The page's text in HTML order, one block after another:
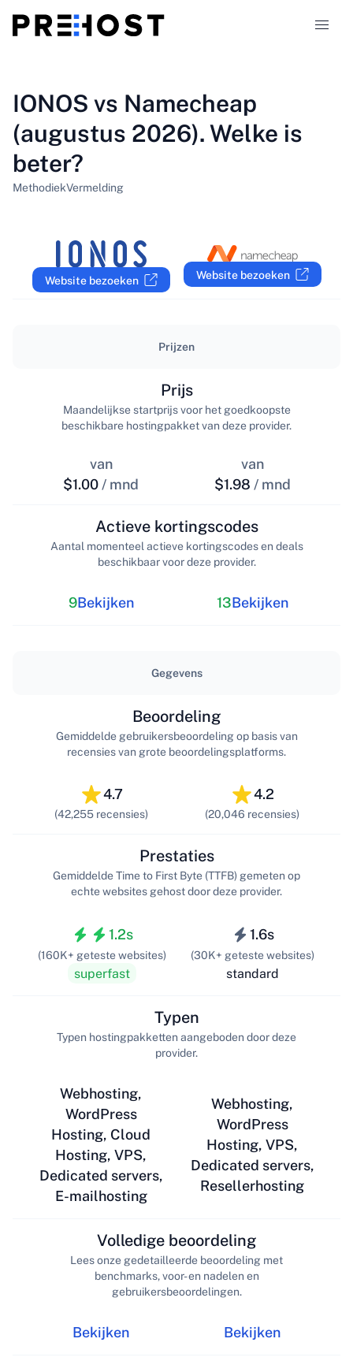
Vergelijkingen
NL
IONOS vs Namecheap
(augustus 2026). Welke is
beter?
MethodiekVermelding
Website bezoeken Website bezoeken
Prijzen
van
$1.00 / mnd
Prijs
Maandelijkse startprijs voor het goedkoopste
beschikbare hostingpakket van deze provider.
van
$1.98 / mnd
9Bekijken
Actieve kortingscodes
Aantal momenteel actieve kortingscodes en deals
beschikbaar voor deze provider.
13Bekijken
Gegevens
4.7
(42,255 recensies)
Beoordeling
Gemiddelde gebruikersbeoordeling op basis van
recensies van grote beoordelingsplatforms.
4.2
(20,046 recensies)
1.2s
(160K+ geteste websites)
superfast
Prestaties
Gemiddelde Time to First Byte (TTFB) gemeten op
echte websites gehost door deze provider.
1.6s
(30K+ geteste websites)
standard
Webhosting,
WordPress
Hosting, Cloud
Hosting, VPS,
Dedicated servers,
E-mailhosting
Typen
Typen hostingpakketten aangeboden door deze
provider.
Webhosting,
WordPress
Hosting, VPS,
Dedicated servers,
Resellerhosting
Bekijken
Volledige beoordeling
Lees onze gedetailleerde beoordeling met
benchmarks, voor- en nadelen en
gebruikersbeoordelingen.
Bekijken